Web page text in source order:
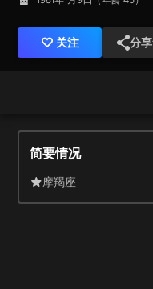
关注 分享
简要情况
摩羯座